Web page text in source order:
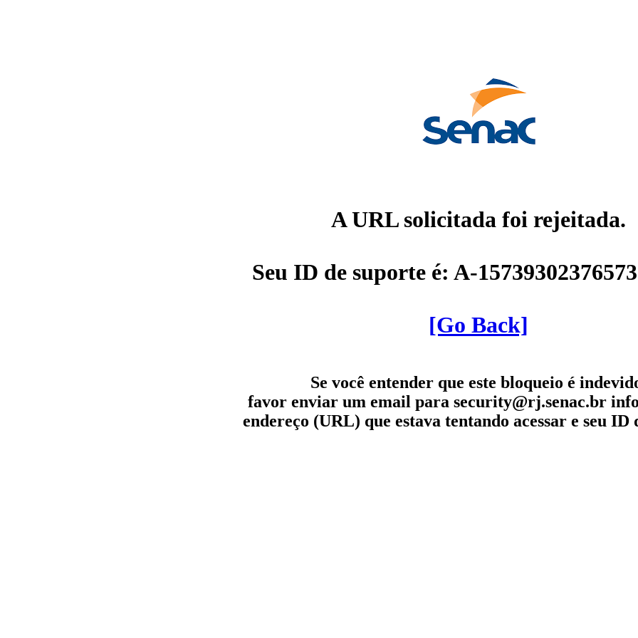
A URL solicitada foi rejeitada.
Seu ID de suporte é: A-
[Go Back]
Se você entender que este bloqueio é
favor enviar um email para security@rj.senac.br
endereço (URL) que estava tentando acessar e seu ID